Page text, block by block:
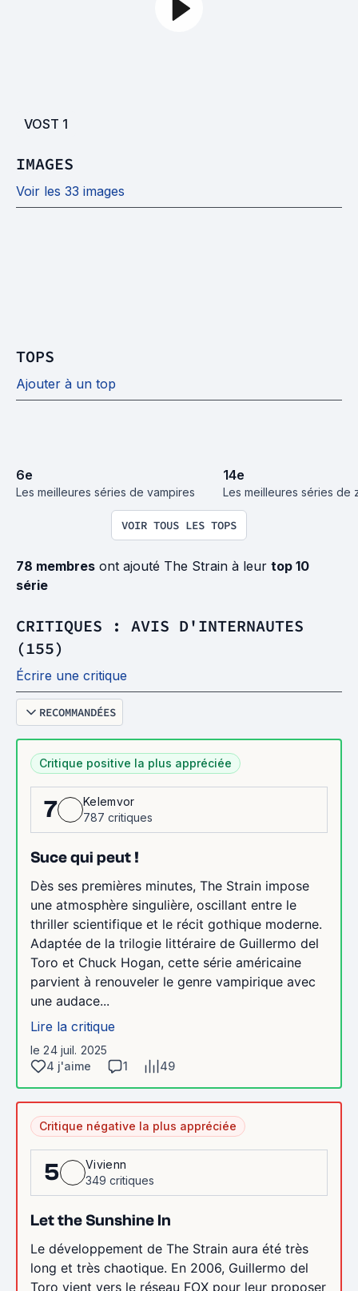
VOST 1
IMAGES
Voir les 33 images
TOPS
Ajouter à un top
6e
Les meilleures séries de vampires
14e
Les meilleures séries de
VOIR TOUS LES TOPS
78 membres ont ajouté The Strain à leur top 10
série
CRITIQUES : AVIS D'INTERNAUTES
(155)
Écrire une critique
RECOMMANDÉES
Critique positive la plus appréciée
7
Kelemvor
787 critiques
Suce qui peut !
Dès ses premières minutes, The Strain impose
une atmosphère singulière, oscillant entre le
thriller scientifique et le récit gothique moderne.
Adaptée de la trilogie littéraire de Guillermo del
Toro et Chuck Hogan, cette série américaine
parvient à renouveler le genre vampirique avec
une audace...
Lire la critique
le 24 juil. 2025
4 j'aime
1 49
Critique négative la plus appréciée
5
Vivienn
349 critiques
Let the Sunshine In
Le développement de The Strain aura été très
long et très chaotique. En 2006, Guillermo del
Toro vient vers le réseau FOX pour leur proposer